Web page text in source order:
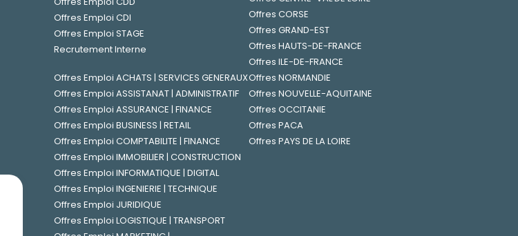
Offres Emploi CDI
Offres Emploi STAGE
Recrutement Interne
Offres Emploi ACHATS | SERVICES GENERAUX
Offres Emploi ASSISTANAT | ADMINISTRATIF
Offres Emploi ASSURANCE | FINANCE
Offres Emploi BUSINESS | RETAIL
Offres Emploi COMPTABILITE | FINANCE
Offres Emploi IMMOBILIER | CONSTRUCTION
Offres Emploi INFORMATIQUE | DIGITAL
Offres Emploi INGENIERIE | TECHNIQUE
Offres Emploi JURIDIQUE
Offres Emploi LOGISTIQUE | TRANSPORT
Offres CORSE
Offres GRAND-EST
Offres HAUTS-DE-FRANCE
Offres ILE-DE-FRANCE
Offres NORMANDIE
Offres NOUVELLE-AQUITAINE
Offres OCCITANIE
Offres PACA
Offres PAYS DE LA LOIRE